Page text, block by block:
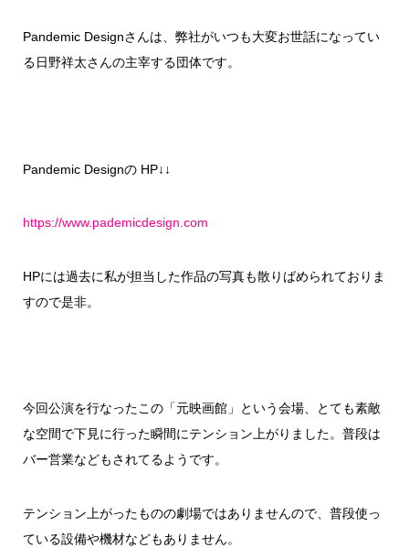
Pandemic Designさんは、弊社がいつも大変お世話になってい
る日野祥太さんの主宰する団体です。
Pandemic Designの HP↓↓
https://www.pademicdesign.com
HPには過去に私が担当した作品の写真も散りばめられておりま
すので是非。
今回公演を行なったこの「元映画館」という会場、とても素敵
な空間で下見に行った瞬間にテンション上がりました。普段は
バー営業などもされてるようです。
テンション上がったものの劇場ではありませんので、普段使っ
ている設備や機材などもありません。